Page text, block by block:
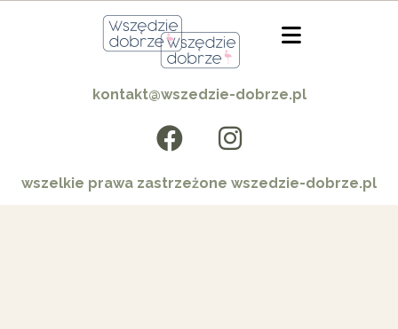
kontakt@wszedzie-dobrze.pl
wszelkie prawa zastrzeżone wszedzie-dobrze.pl